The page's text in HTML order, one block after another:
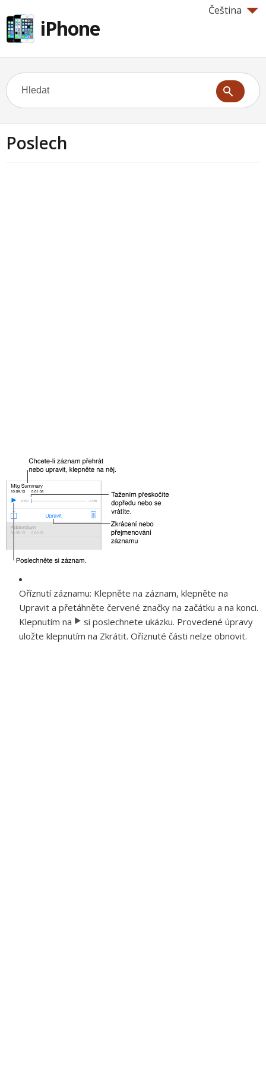
Čeština
iPhone
Poslech
Oříznutí záznamu: Klepněte na záznam, klepněte na
Upravit a přetáhněte červené značky na začátku a na konci.
Klepnutím na
si poslechnete ukázku. Provedené úpravy
uložte klepnutím na Zkrátit. Oříznuté části nelze obnovit.